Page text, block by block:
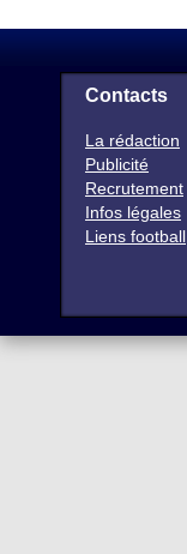
Contacts
La rédaction
Publicité
Recrutement
Infos légales
Liens football